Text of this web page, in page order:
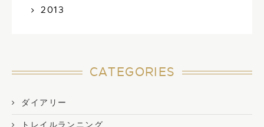
2013
CATEGORIES
ダイアリー
トレイルランニング